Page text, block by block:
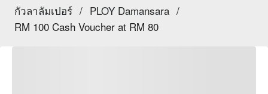
กัวลาลัมเปอร์ / PLOY Damansara /
RM 100 Cash Voucher at RM 80